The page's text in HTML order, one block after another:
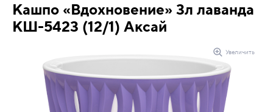
Кашпо «Вдохновение» 3л лаванда
КШ-5423 (12/1) Аксай
Увеличить